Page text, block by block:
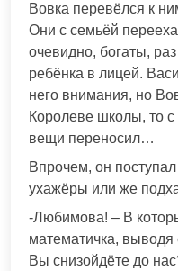
Вовка перевёлся к
Они с семьёй
очевидно, богаты,
ребёнка в лицей.
него внимания, но
Королеве школы, то
вещи переносил…
Впрочем, он
ухажёры или же
-Любимова! – В
математичка,
Вы снизойдёте до